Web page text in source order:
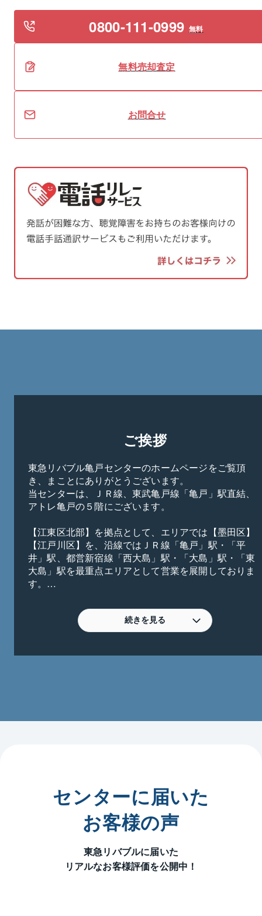
0800-111-0999 無料
無料売却査定
お問合せ
ご挨拶
東急リバブル亀戸センターのホームページをご覧頂
き、まことにありがとうございます。
当センターは、ＪＲ線、東武亀戸線「亀戸」駅直結、
アトレ亀戸の５階にございます。
【江東区北部】を拠点として、エリアでは【墨田区】
【江戸川区】を、沿線ではＪＲ線「亀戸」駅・「平
井」駅、都営新宿線「西大島」駅・「大島」駅・「東
大島」駅を最重点エリアとして営業を展開しておりま
す。
マンションや土地・戸建のご売却・ご購入はもちろ
ん、お住み替え・投資運用・資産活用・相続・空地空
家・底地借地・任意売却等、お客様の様々なご相談、
料査定実施中）
・将来の資産形成に備えて事業用不動産を探したい
・投資用不動産を所有しているが、収益が上がらない
ので売却したい
・借地権（底地権）を相続し、管理が面倒なため資金
続きを見る
センターに届いた
お客様の声
東急リバブルに届いた
リアルなお客様評価を公開中！